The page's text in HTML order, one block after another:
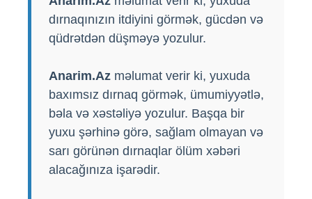
dırnaqınızın itdiyini görmək, gücdən və
qüdrətdən düşməyə yozulur.
Anarim.Az məlumat verir ki, yuxuda
baxımsız dırnaq görmək, ümumiyyətlə,
bəla və xəstəliyə yozulur. Başqa bir
yuxu şərhinə görə, sağlam olmayan və
sarı görünən dırnaqlar ölüm xəbəri
alacağınıza işarədir.